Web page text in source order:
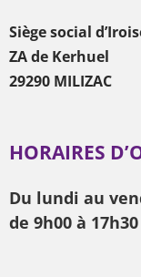
Siège social
ZA de Kerhuel
29290 MILIZAC
HORAIRES
Du lundi au
de 9h00 à 17h30